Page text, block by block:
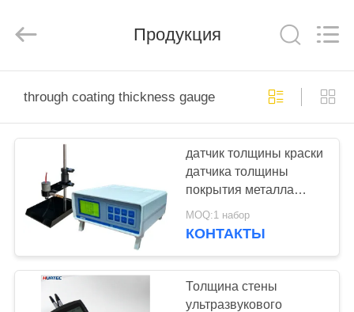
ПРОДУКТЫ
НАС
ПУТЕШЕСТВИЕ
ФАБРИКИ
Rights
Продукция
through coating thickness gauge
датчик толщины краски
датчика толщины
покрытия металла
0.1μM не
электрохронометрический
MOQ:1 набор
КОНТАКТЫ
Толщина стены
ультразвукового